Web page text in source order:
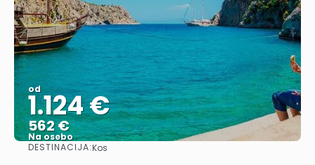
od
1.124 €
562 €
Na osebo
DESTINACIJA:Kos